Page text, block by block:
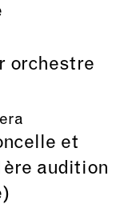
orchestre
et
audition